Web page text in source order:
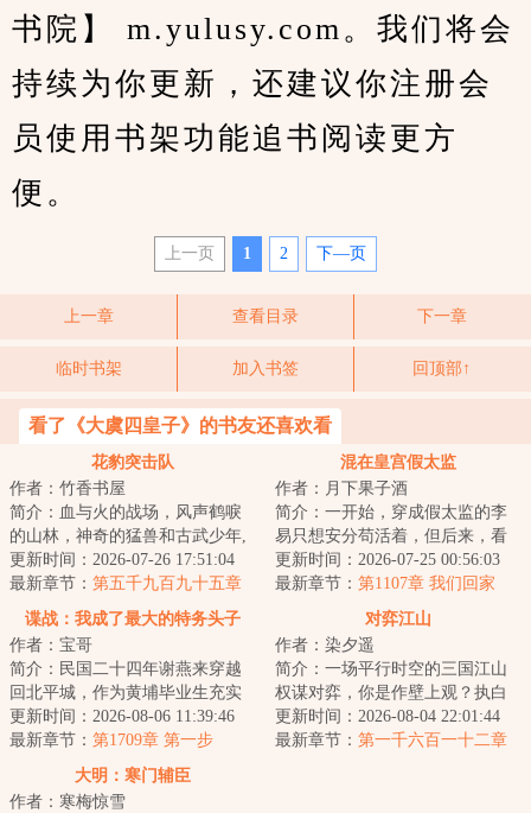
书院】 m.yulusy.com。我们将会
持续为你更新，还建议你注册会
员使用书架功能追书阅读更方
便。
上一页 1 2 下—页
上一章 查看目录 下一章
临时书架 加入书签 回顶部↑
看了《大虞四皇子》的书友还喜欢看
花豹突击队
作者：竹香书屋
简介：血与火的战场，风声鹤唳
的山林，神奇的猛兽和古武少年,
这是一支有着铮铮铁骨的特种部
队，这是一群...
更新时间：2026-07-26 17:51:04
最新章节： 第五千九百九十五章
全权指挥
混在皇宫假太监
作者：月下果子酒
简介：一开始，穿成假太监的李
易只想安分苟活着，但后来，看
着高贵雍容的皇后，李易心思变
了。“江山你坐...
更新时间：2026-07-25 00:56:03
最新章节： 第1107章 我们回家
谍战：我成了最大的特务头子
作者：宝哥
简介：民国二十四年谢燕来穿越
回北平城，作为黄埔毕业生充实
北平分站，半个月粉碎特高课石
川少佐收买北平...
更新时间：2026-08-06 11:39:46
最新章节： 第1709章 第一步
对弈江山
作者：染夕遥
简介：一场平行时空的三国江山
权谋对弈，你是作壁上观？执白
子？抑或执黑子？...
更新时间：2026-08-04 22:01:44
最新章节： 第一千六百一十二章
大明：寒门辅臣
作者：寒梅惊雪